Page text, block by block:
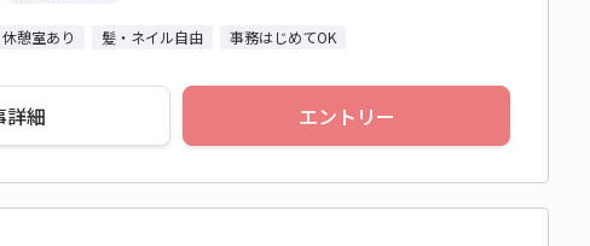
休憩室あり 髪・ネイル自由 事務はじめてOK
詳細 エントリー